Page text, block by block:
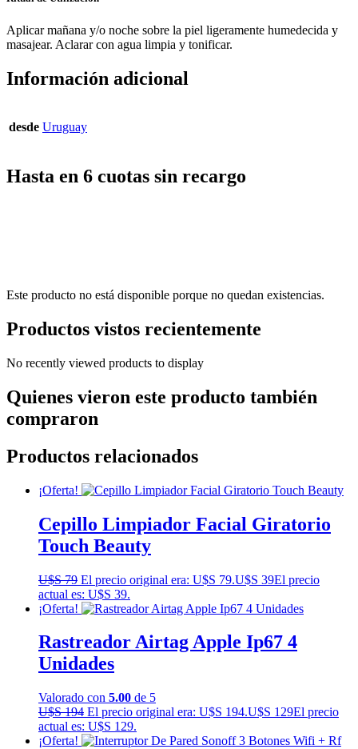
Aplicar mañana y/o noche sobre la piel ligeramente humedecida y
masajear. Aclarar con agua limpia y tonificar.
Información adicional
desde Uruguay
Hasta en 6 cuotas sin recargo
Este producto no está disponible porque no quedan existencias.
Productos vistos recientemente
No recently viewed products to display
Quienes vieron este producto también
compraron
Productos relacionados
¡Oferta!
Cepillo Limpiador Facial Giratorio
Touch Beauty
U$S79 El precio original era: U$S 79.U$S 39El precio
actual es: U$S 39.
¡Oferta!
Rastreador Airtag Apple Ip67 4
Unidades
Valorado con 5.00 de 5
U$S194 El precio original era: U$S 194.U$S 129El precio
actual es: U$S 129.
¡Oferta!